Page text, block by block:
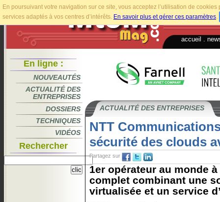
En poursuivant votre navigation sur ce site, vous acceptez l’utilisation de
services adaptés à vos centres d’intérêts. En savoir plus et gérer ces paramètres.
accueil
En ligne :
NOUVEAUTÉS
ACTUALITÉ DES
ENTREPRISES
DOSSIERS
TECHNIQUES
VIDÉOS
Rechercher
ACTUALITÉ DES ENTREPRISES
NTT
sécurité des clouds
Partagez sur
1er opérateur au monde
complet combinant une
virtualisée et un service